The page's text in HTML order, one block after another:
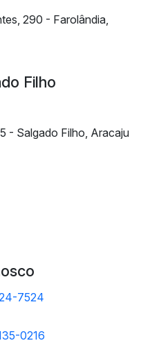
290 - Farolândia,
Filho
- Salgado Filho, Aracaju
7524
0216